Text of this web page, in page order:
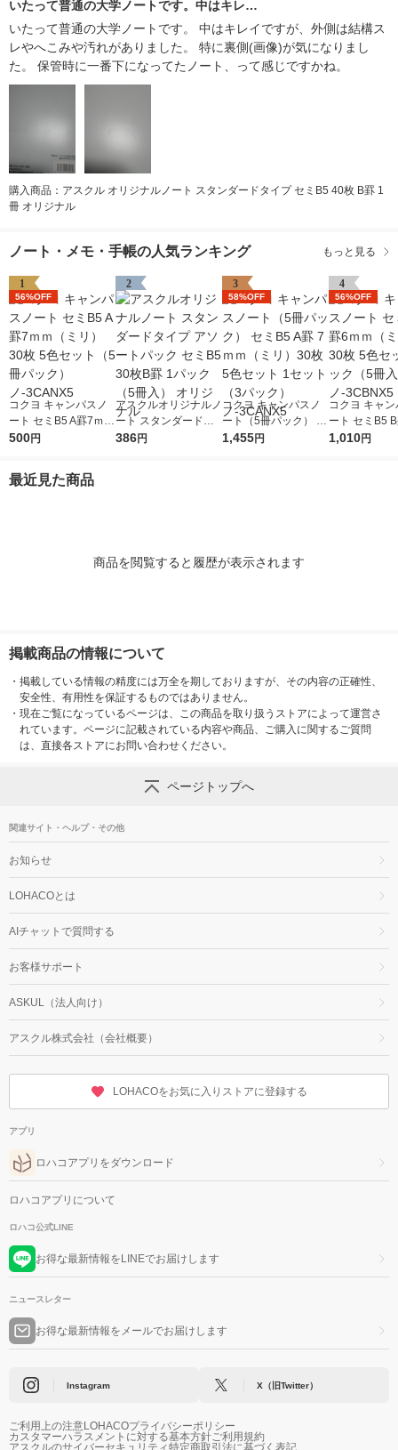
いたって普通の大学ノートです。中はキレ…
いたって普通の大学ノートです。 中はキレイですが、外側は結構ス
レやへこみや汚れがありました。 特に裏側(画像)が気になりまし
た。 保管時に一番下になってたノート、って感じですかね。
購入商品：アスクル オリジナルノート スタンダードタイプ セミB5 40枚 B罫 1
冊 オリジナル
ノート・メモ・手帳の人気ランキング もっと見る
1
56%OFF
コクヨ キャンパスノ
ート セミB5 A罫7ｍｍ
（ミリ） 30枚 5色セ
500円
2
アスクルオリジナルノ
ート スタンダードタ
イプ アソートパック
386円
3
58%OFF
コクヨ キャンパスノ
ート（5冊パック） セ
ミB5 A罫 7ｍｍ（ミ
1,455円
4
56%OFF
コクヨ キャ
ート セミB5
（ミリ） 30
1,010円
最近見た商品
商品を閲覧すると履歴が表示されます
掲載商品の情報について
・ 掲載している情報の精度には万全を期しておりますが、その内容の正確性、
安全性、有用性を保証するものではありません。
・ 現在ご覧になっているページは、この商品を取り扱うストアによって運営さ
れています。ページに記載されている内容や商品、ご購入に関するご質問
は、直接各ストアにお問い合わせください。
ページトップへ
関連サイト・ヘルプ・その他
お知らせ
LOHACOとは
AIチャットで質問する
お客様サポート
ASKUL（法人向け）
アスクル株式会社（会社概要）
LOHACOをお気に入りストアに登録する
アプリ
ロハコアプリをダウンロード
ロハコアプリについて
ロハコ公式LINE
お得な最新情報をLINEでお届けします
ニュースレター
お得な最新情報をメールでお届けします
Instagram X（旧Twitter）
ご利用上の注意LOHACOプライバシーポリシー
カスタマーハラスメントに対する基本方針ご利用規約